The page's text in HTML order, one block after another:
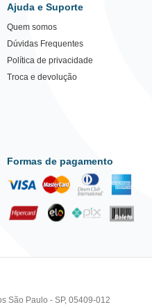
Ajuda e Suporte
Quem somos
Dúvidas Frequentes
Política de privacidade
Troca e devolução
Formas de pagamento
São Paulo - SP, 05409-012